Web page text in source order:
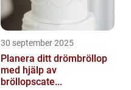
30 september 2025
Planera ditt drömbröllop
med hjälp av
bröllopscate...